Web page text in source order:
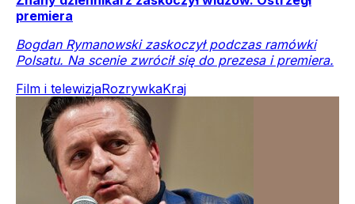
premiera
Bogdan Rymanowski zaskoczył podczas ramówki
Polsatu. Na scenie zwrócił się do prezesa i premiera.
Film i telewizjaRozrywkaKraj